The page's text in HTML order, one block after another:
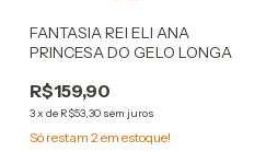
FANTASIA REI ELI ANA
PRINCESA DO GELO LONGA
R$159,90
3x de R$53,30 sem juros
Só restam 2em estoque!